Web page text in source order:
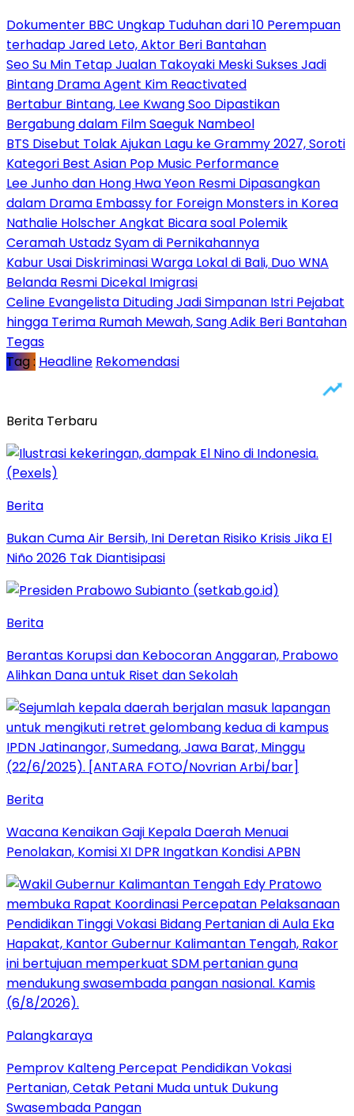
Dokumenter BBC Ungkap Tuduhan dari 10 Perempuan
terhadap Jared Leto, Aktor Beri Bantahan
Seo Su Min Tetap Jualan Takoyaki Meski Sukses Jadi
Bintang Drama Agent Kim Reactivated
Bertabur Bintang, Lee Kwang Soo Dipastikan
Bergabung dalam Film Saeguk Nambeol
BTS Disebut Tolak Ajukan Lagu ke Grammy 2027, Soroti
Kategori Best Asian Pop Music Performance
Lee Junho dan Hong Hwa Yeon Resmi Dipasangkan
dalam Drama Embassy for Foreign Monsters in Korea
Nathalie Holscher Angkat Bicara soal Polemik
Ceramah Ustadz Syam di Pernikahannya
Kabur Usai Diskriminasi Warga Lokal di Bali, Duo WNA
Belanda Resmi Dicekal Imigrasi
Celine Evangelista Dituding Jadi Simpanan Istri Pejabat
hingga Terima Rumah Mewah, Sang Adik Beri Bantahan
Tegas
Tag : Headline Rekomendasi
Berita Terbaru
Berita
Bukan Cuma Air Bersih, Ini Deretan Risiko Krisis Jika El
Niño 2026 Tak Diantisipasi
Berita
Berantas Korupsi dan Kebocoran Anggaran, Prabowo
Alihkan Dana untuk Riset dan Sekolah
Berita
Wacana Kenaikan Gaji Kepala Daerah Menuai
Penolakan, Komisi XI DPR Ingatkan Kondisi APBN
Palangkaraya
Pemprov Kalteng Percepat Pendidikan Vokasi
Pertanian, Cetak Petani Muda untuk Dukung
Swasembada Pangan